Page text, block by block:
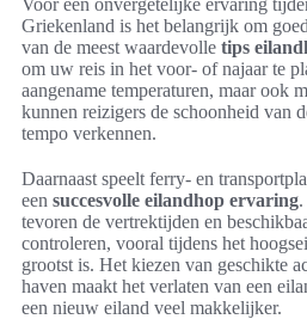
Griekenland is het belangrijk om
van de meest waardevolle tips
om uw reis in het voor- of najaar te
aangename temperaturen, maar ook
kunnen reizigers de schoonheid van
tempo verkennen.
Daarnaast speelt ferry- en
een succesvolle eilandhop ervaring
tevoren de vertrektijden en
controleren, vooral tijdens het
grootst is. Het kiezen van geschikte
haven maakt het verlaten van een
een nieuw eiland veel makkelijker.